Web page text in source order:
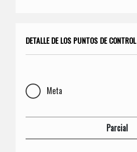
DETALLE DE LOS PUNTOS DE CONTROL
Meta
Parcial